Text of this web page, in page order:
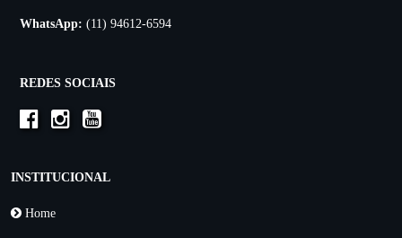
WhatsApp: (11) 94612-6594
REDES SOCIAIS
INSTITUCIONAL
Home